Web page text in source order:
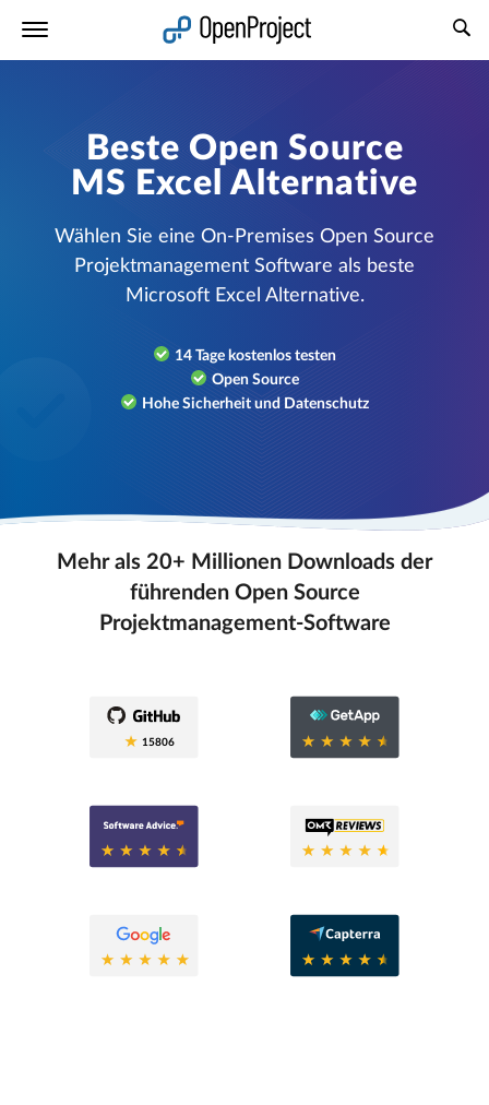
Beste Open Source
MS Excel Alternative
Wählen Sie eine On-Premises Open Source
Projektmanagement Software als beste
Microsoft Excel Alternative.
14 Tage kostenlos testen
Open Source
Hohe Sicherheit und Datenschutz
Mehr als 20+ Millionen Downloads der
führenden Open Source
Projektmanagement-Software
15806
Link in neuem Tab öffnen